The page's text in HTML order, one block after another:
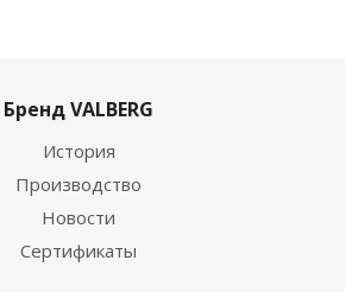
Бренд VALBERG
История
Производство
Новости
Сертификаты